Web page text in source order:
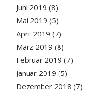
Juni 2019 (8)
Mai 2019 (5)
April 2019 (7)
März 2019 (8)
Februar 2019 (7)
Januar 2019 (5)
Dezember 2018 (7)